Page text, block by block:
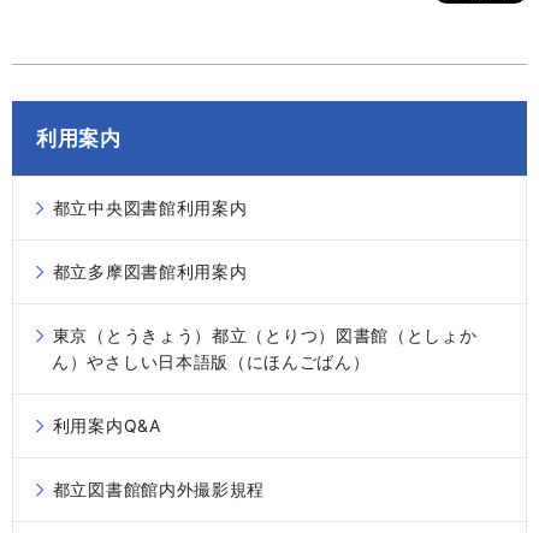
利用案内
都立中央図書館利用案内
都立多摩図書館利用案内
東京（とうきょう）都立（とりつ）図書館（としょか
ん）やさしい日本語版（にほんごばん）
利用案内Q&A
都立図書館館内外撮影規程